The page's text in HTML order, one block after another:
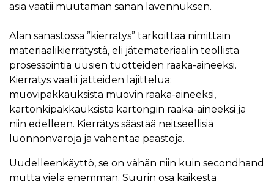
asia vaatii muutaman sanan lavennuksen.
Alan sanastossa ”kierrätys” tarkoittaa nimittäin
materiaalikierrätystä, eli jätemateriaalin teollista
prosessointia uusien tuotteiden raaka-aineeksi.
Kierrätys vaatii jätteiden lajittelua:
muovipakkauksista muovin raaka-aineeksi,
kartonkipakkauksista kartongin raaka-aineeksi ja
niin edelleen. Kierrätys säästää neitseellisiä
luonnonvaroja ja vähentää päästöjä.
Uudelleenkäyttö, se on vähän niin kuin secondhand
mutta vielä enemmän. Suurin osa kaikesta